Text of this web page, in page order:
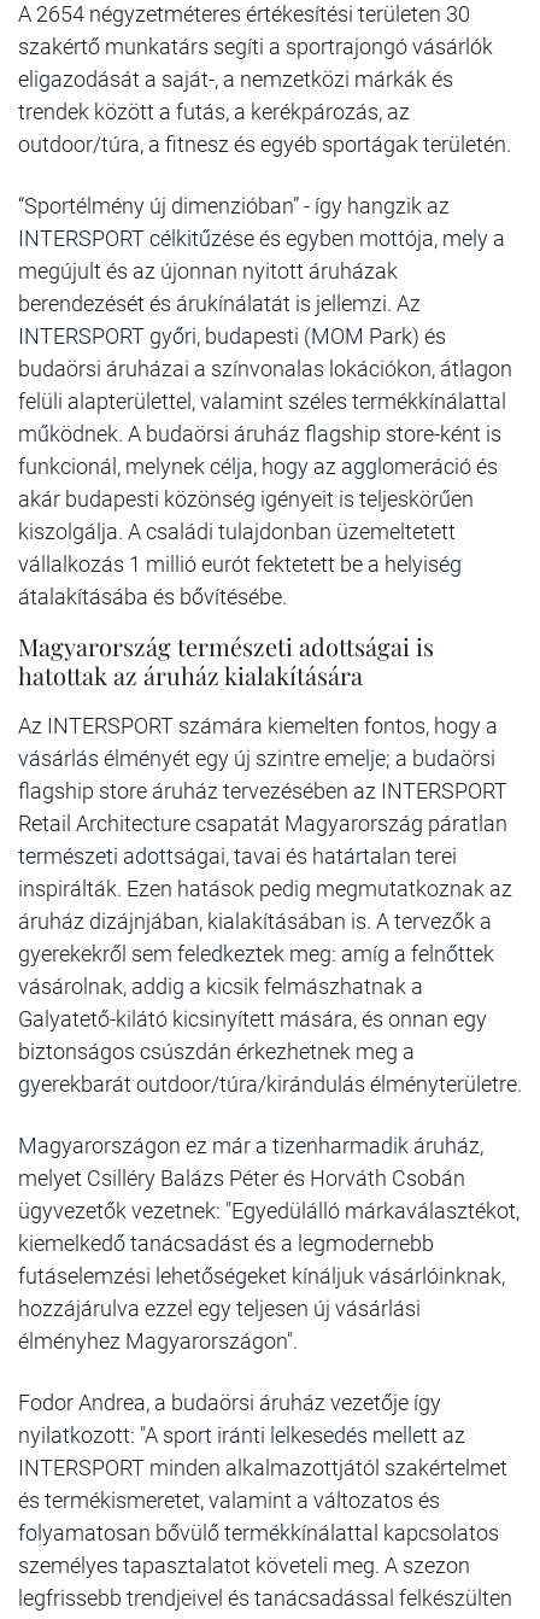
A 2654 négyzetméteres értékesítési területen 30
szakértő munkatárs segíti a sportrajongó vásárlók
eligazodását a saját-, a nemzetközi márkák és
trendek között a futás, a kerékpározás, az
outdoor/túra, a fitnesz és egyéb sportágak területén.
“Sportélmény új dimenzióban” - így hangzik az
INTERSPORT célkitűzése és egyben mottója, mely a
megújult és az újonnan nyitott áruházak
berendezését és árukínálatát is jellemzi. Az
INTERSPORT győri, budapesti (MOM Park) és
budaörsi áruházai a színvonalas lokációkon, átlagon
felüli alapterülettel, valamint széles termékkínálattal
működnek. A budaörsi áruház flagship store-ként is
funkcionál, melynek célja, hogy az agglomeráció és
akár budapesti közönség igényeit is teljeskörűen
kiszolgálja. A családi tulajdonban üzemeltetett
vállalkozás 1 millió eurót fektetett be a helyiség
átalakításába és bővítésébe.
Magyarország természeti adottságai is
hatottak az áruház kialakítására
Az INTERSPORT számára kiemelten fontos, hogy a
vásárlás élményét egy új szintre emelje; a budaörsi
flagship store áruház tervezésében az INTERSPORT
Retail Architecture csapatát Magyarország páratlan
természeti adottságai, tavai és határtalan terei
inspirálták. Ezen hatások pedig megmutatkoznak az
áruház dizájnjában, kialakításában is. A tervezők a
gyerekekről sem feledkeztek meg: amíg a felnőttek
vásárolnak, addig a kicsik felmászhatnak a
Galyatető-kilátó kicsinyített mására, és onnan egy
biztonságos csúszdán érkezhetnek meg a
gyerekbarát outdoor/túra/kirándulás élményterületre.
Magyarországon ez már a tizenharmadik áruház,
melyet Csilléry Balázs Péter és Horváth Csobán
ügyvezetők vezetnek: "Egyedülálló márkaválasztékot,
kiemelkedő tanácsadást és a legmodernebb
futáselemzési lehetőségeket kínáljuk vásárlóinknak,
hozzájárulva ezzel egy teljesen új vásárlási
élményhez Magyarországon".
Fodor Andrea, a budaörsi áruház vezetője így
nyilatkozott: "A sport iránti lelkesedés mellett az
INTERSPORT minden alkalmazottjától szakértelmet
és termékismeretet, valamint a változatos és
folyamatosan bővülő termékkínálattal kapcsolatos
személyes tapasztalatot követeli meg. A szezon
legfrissebb trendjeivel és tanácsadással felkészülten